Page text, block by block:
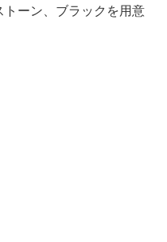
ーン、ブラックを用意